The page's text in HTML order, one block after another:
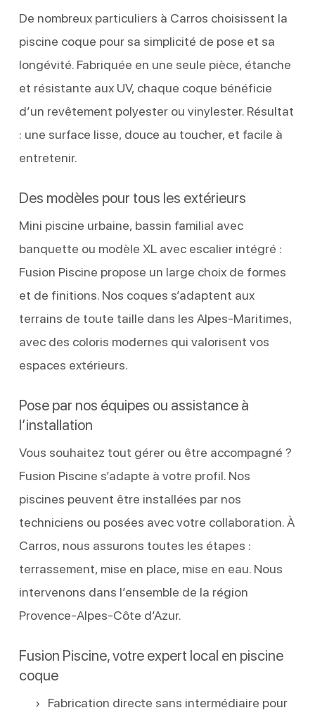
De nombreux particuliers à Carros choisissent la
piscine coque pour sa simplicité de pose et sa
longévité. Fabriquée en une seule pièce, étanche
et résistante aux UV, chaque coque bénéficie
d’un revêtement polyester ou vinylester. Résultat
: une surface lisse, douce au toucher, et facile à
entretenir.
Des modèles pour tous les extérieurs
Mini piscine urbaine, bassin familial avec
banquette ou modèle XL avec escalier intégré :
Fusion Piscine propose un large choix de formes
et de finitions. Nos coques s’adaptent aux
terrains de toute taille dans les Alpes-Maritimes,
avec des coloris modernes qui valorisent vos
espaces extérieurs.
Pose par nos équipes ou assistance à
l’installation
Vous souhaitez tout gérer ou être accompagné ?
Fusion Piscine s’adapte à votre profil. Nos
piscines peuvent être installées par nos
techniciens ou posées avec votre collaboration. À
Carros, nous assurons toutes les étapes :
terrassement, mise en place, mise en eau. Nous
intervenons dans l’ensemble de la région
Provence-Alpes-Côte d’Azur.
Fusion Piscine, votre expert local en piscine
coque
Fabrication directe sans intermédiaire pour